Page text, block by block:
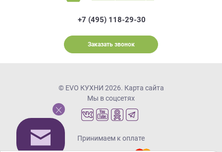
+7 (495) 118-29-30
Заказать звонок
© EVO КУХНИ 2026. Карта сайта
Мы в соцсетях
Принимаем к оплате